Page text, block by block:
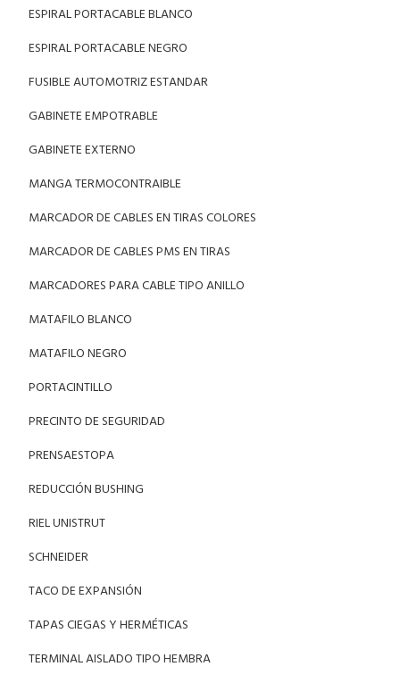
ESPIRAL PORTACABLE BLANCO
ESPIRAL PORTACABLE NEGRO
FUSIBLE AUTOMOTRIZ ESTANDAR
GABINETE EMPOTRABLE
GABINETE EXTERNO
MANGA TERMOCONTRAIBLE
MARCADOR DE CABLES EN TIRAS COLORES
MARCADOR DE CABLES PMS EN TIRAS
MARCADORES PARA CABLE TIPO ANILLO
MATAFILO BLANCO
MATAFILO NEGRO
PORTACINTILLO
PRECINTO DE SEGURIDAD
PRENSAESTOPA
REDUCCIÓN BUSHING
RIEL UNISTRUT
SCHNEIDER
TACO DE EXPANSIÓN
TAPAS CIEGAS Y HERMÉTICAS
TERMINAL AISLADO TIPO HEMBRA